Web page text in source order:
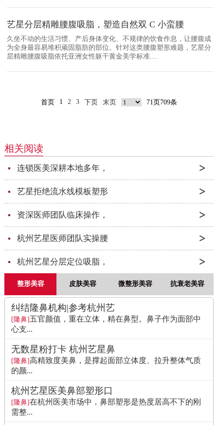
艺星分层精雕腰腹吸脂，塑造自然双 C 小蛮腰
久坐不动的生活习惯、产后身体变化、不规律的饮食作息，让腰腹成
为全身最容易堆积顽固脂肪的部位。针对这类腰腹塑形难题，艺星分
层精雕腰腹吸脂依托亚洲女性躯干黄金美学标准....
首页 1 2 3 下页 末页 71页709条
相关阅读
连锁医美深耕本地多年，
艺星拒绝流水线模板塑形
资深医师团队临床操作，
杭州艺星医师团队实操腰
杭州艺星分层定位吸脂，
整形美容 皮肤美容 微整形美容 抗衰老美容
纠结隆鼻机构|参考杭州艺
[隆鼻]五官颜值，重在立体，精在鼻型。鼻子作为面部中
心支...
无数星粉打卡 杭州艺星鼻
[隆鼻]高精致度美鼻，是撑起面部立体度、拉升整体气质
的颜...
杭州艺星医美鼻部塑形口
[隆鼻]在杭州医美市场中，鼻部塑形是热度居高不下的刚
需整...